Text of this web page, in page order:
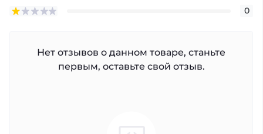
0
Нет отзывов о данном товаре, станьте
первым, оставьте свой отзыв.